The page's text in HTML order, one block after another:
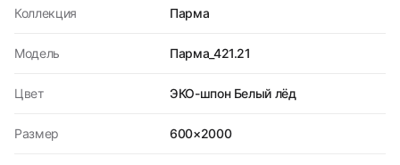
Коллекция Парма
Модель Парма_421.21
Цвет ЭКО-шпон Белый лёд
Размер 600×2000